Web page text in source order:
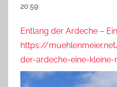
20:59
Entlang der Ardeche –
https://
der-ardeche-eine-